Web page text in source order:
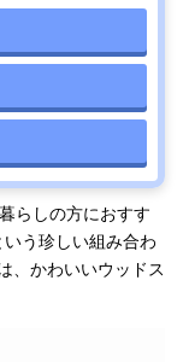
らしの方におすす
う珍しい組み合わ
、かわいいウッドス